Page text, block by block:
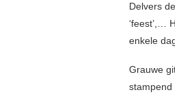
Delvers
‘feest’,…
enkele
Grauwe
stampend